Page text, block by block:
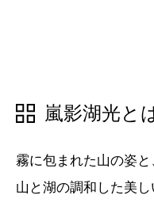
嵐影湖光と
霧に包まれた山の姿と
山と湖の調和した美し